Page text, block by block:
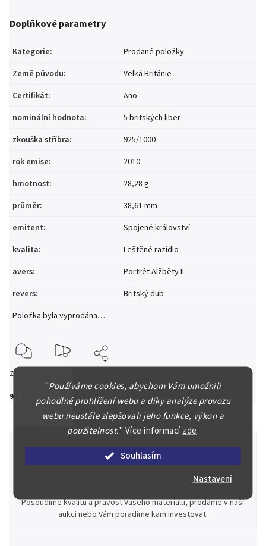
"Používáme cookies, abychom Vám umožnili
pohodlné prohlížení webu a díky analýze provozu
webu neustále zlepšovali jeho funkce, výkon a
použitelnost." Více informacízde.
Souhlasím
Nastavení
985 Kč
Doplňkové parametry
Kategorie:
Prodané položky
Země původu:
Velká Británie
Certifikát:
Ano
nominální hodnota:
5 britských liber
zkouška stříbra:
925/1000
rok emise:
2010
hmotnost:
28,28 g
průměr:
38,61 mm
emitent:
Spojené království
kvalita:
Leštěné razidlo
avers:
Portrét Alžběty II.
revers:
Britský dub
Položka byla vyprodána…
Zeptat se
Špičkové služby za nejlepší ceny
Posoudíme kvalitu a pravost Vašeho materiálu, prodáme v naší
aukci nebo Vám poradíme kam investovat.